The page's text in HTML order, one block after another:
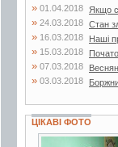
» 01.04.2018 Якщо
» 24.03.2018 Стан
» 16.03.2018 Наші
» 15.03.2018
» 07.03.2018
» 03.03.2018
ЦІКАВІ ФОТО